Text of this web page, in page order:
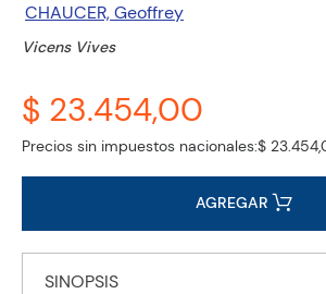
CHAUCER, Geoffrey
Vicens Vives
$ 23.454,00
Precios sin impuestos nacionales:$
AGREGAR
SINOPSIS